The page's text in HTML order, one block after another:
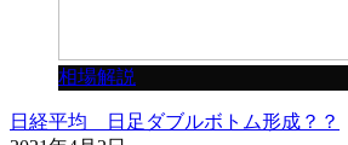
相場解説
日経平均 日足ダブルボトム形成？？